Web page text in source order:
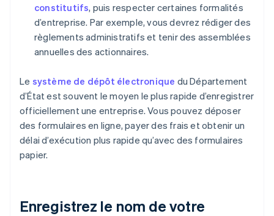
constitutifs, puis respecter certaines formalités
d’entreprise. Par exemple, vous devrez rédiger des
règlements administratifs et tenir des assemblées
annuelles des actionnaires.
Le système de dépôt électronique du Département
d’État est souvent le moyen le plus rapide d’enregistrer
officiellement une entreprise. Vous pouvez déposer
des formulaires en ligne, payer des frais et obtenir un
délai d’exécution plus rapide qu’avec des formulaires
papier.
Enregistrez le nom de votre